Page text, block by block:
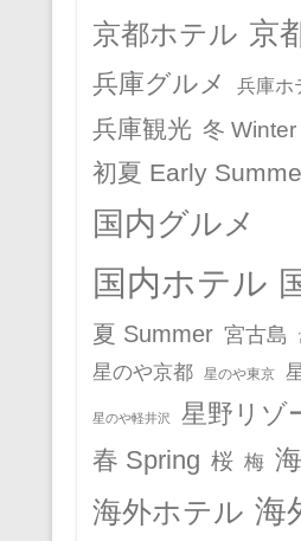
京都ホテル 京
兵庫グルメ 兵庫ホ
兵庫観光 冬 Winter
初夏 Early
国内グルメ
国内ホテル
夏 Summer 宮古島
星のや京都 星のや東京
星のや軽井沢
星野リゾ
春 Spring 桜 梅
海外ホテル 海